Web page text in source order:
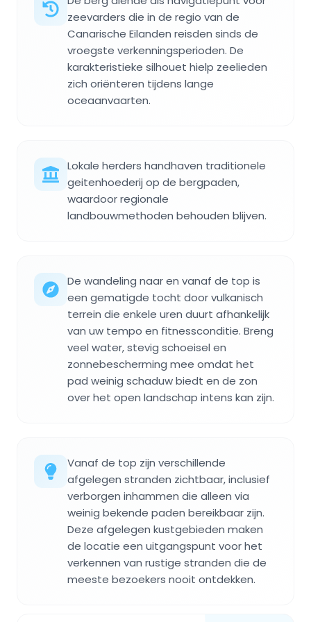
zeevarders die in de regio van de
Canarische Eilanden reisden sinds de
vroegste verkenningsperioden. De
karakteristieke silhouet hielp zeelieden
zich oriënteren tijdens lange
oceaanvaarten.
Lokale herders handhaven traditionele
geitenhoederij op de bergpaden,
waardoor regionale
landbouwmethoden behouden blijven.
De wandeling naar en vanaf de top is
een gematigde tocht door vulkanisch
terrein die enkele uren duurt afhankelijk
van uw tempo en fitnessconditie. Breng
veel water, stevig schoeisel en
zonnebescherming mee omdat het
pad weinig schaduw biedt en de zon
over het open landschap intens kan zijn.
Vanaf de top zijn verschillende
afgelegen stranden zichtbaar, inclusief
verborgen inhammen die alleen via
weinig bekende paden bereikbaar zijn.
Deze afgelegen kustgebieden maken
de locatie een uitgangspunt voor het
verkennen van rustige stranden die de
meeste bezoekers nooit ontdekken.